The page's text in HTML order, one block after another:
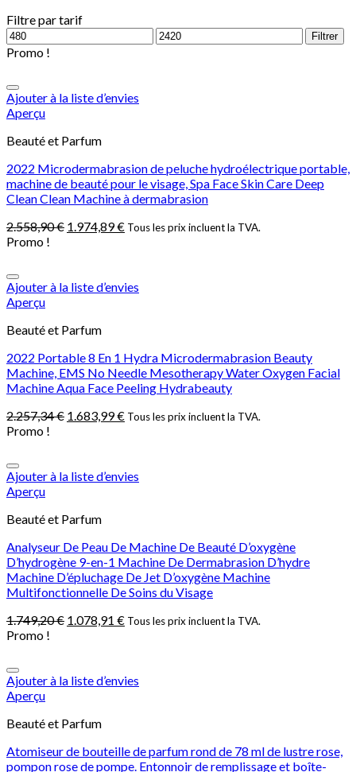
Filtre par tarif
Filtrer
Promo !
Ajouter à la liste d’envies
Aperçu
Beauté et Parfum
2022 Microdermabrasion de peluche hydroélectrique portable,
machine de beauté pour le visage, Spa Face Skin Care Deep
Clean Clean Machine à dermabrasion
2.558,90€ 1.974,89€ Tous les prix incluent la TVA.
Promo !
Ajouter à la liste d’envies
Aperçu
Beauté et Parfum
2022 Portable 8 En 1 Hydra Microdermabrasion Beauty
Machine, EMS No Needle Mesotherapy Water Oxygen Facial
Machine Aqua Face Peeling Hydrabeauty
2.257,34€ 1.683,99€ Tous les prix incluent la TVA.
Promo !
Ajouter à la liste d’envies
Aperçu
Beauté et Parfum
Analyseur De Peau De Machine De Beauté D’oxygène
D’hydrogène 9-en-1 Machine De Dermabrasion D’hydre
Machine D’épluchage De Jet D’oxygène Machine
Multifonctionnelle De Soins du Visage
1.749,20€ 1.078,91 € Tous les prix incluent la TVA.
Promo !
Ajouter à la liste d’envies
Aperçu
Beauté et Parfum
Atomiseur de bouteille de parfum rond de 78 ml de lustre rose,
pompon rose de pompe. Entonnoir de remplissage et boîte-